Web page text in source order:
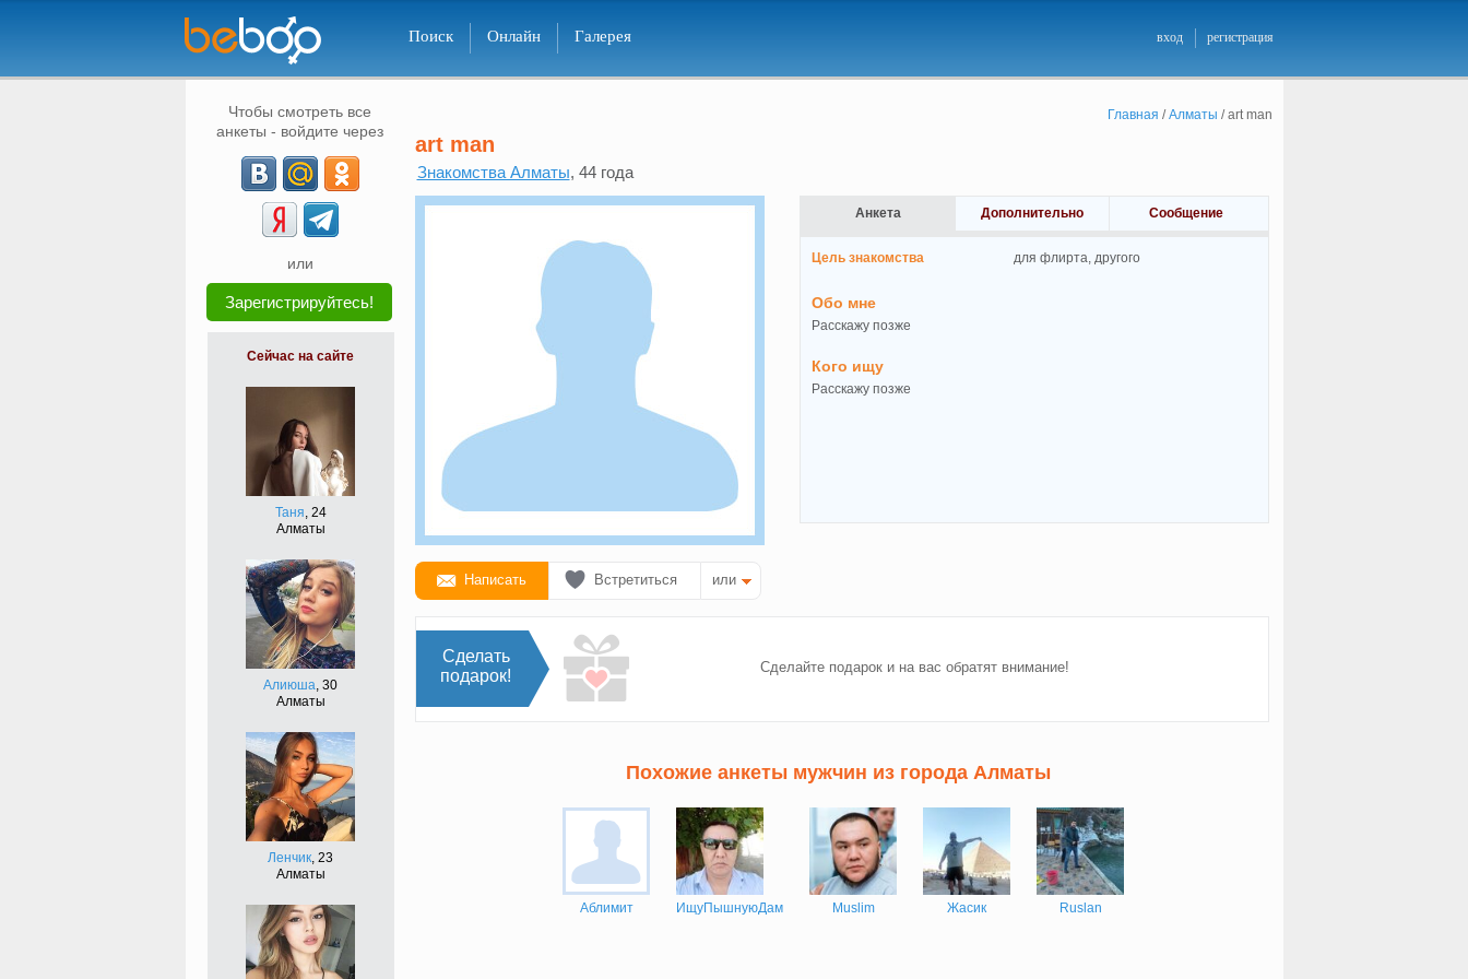
Поиск Онлайн Галерея вход регистрация
Чтобы смотреть все
анкеты - войдите через
или
Зарегистрируйтесь!
Сейчас на сайте
Таня, 24
Алматы
Алиюша, 30
Алматы
Ленчик, 23
Алматы
Главная /Алматы /art man
art man
Знакомства Алматы, 44 года
Написать Встретиться или
Анкета Дополнительно Сообщение
Цель знакомства для флирта, другого
Обо мне
Расскажу позже
Кого ищу
Расскажу позже
Сделать
подарок!
Сделайте подарок и на вас обратят внимание!
Похожие анкеты мужчин из города Алматы
Аблимит ИщуПышнуюДам Muslim Жасик Ruslan